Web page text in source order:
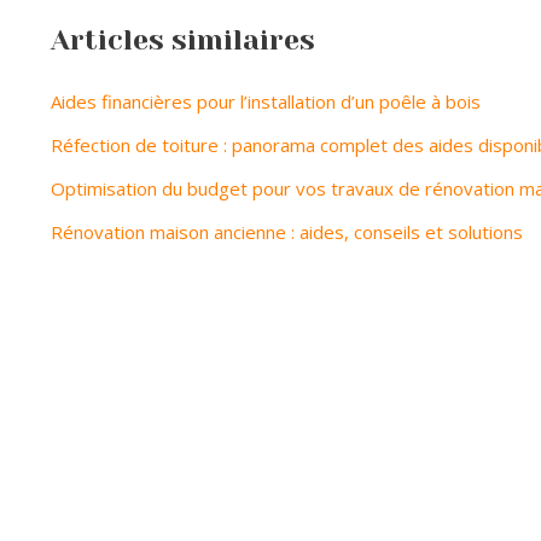
Articles similaires
Aides financières pour l’installation d’un poêle à bois
Réfection de toiture : panorama complet des aides
Optimisation du budget pour vos travaux de rénovation
Rénovation maison ancienne : aides, conseils et solutions